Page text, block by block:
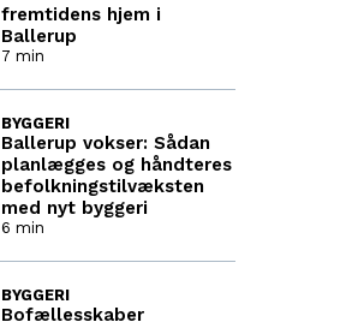
fremtidens hjem i
Ballerup
7 min
Ballerup vokser: Sådan
planlægges og håndteres
befolkningstilvæksten
med nyt byggeri
BYGGERI
6 min
Bofællesskaber
BYGGERI